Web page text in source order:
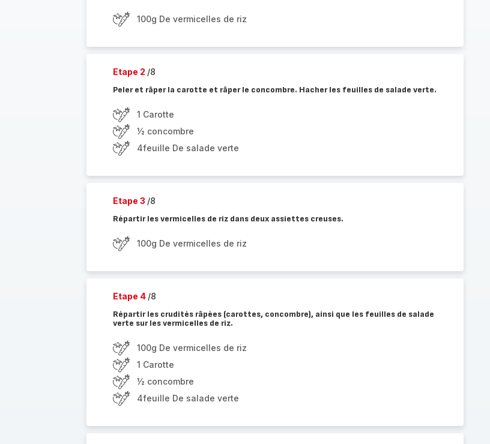
100g De vermicelles de riz
Etape 2 /8
Peler et râper la carotte et râper le concombre. Hacher les feuilles de salade verte.
1 Carotte
½ concombre
4feuille De salade verte
Etape 3 /8
Répartir les vermicelles de riz dans deux assiettes creuses.
100g De vermicelles de riz
Etape 4 /8
Répartir les crudités râpées (carottes, concombre), ainsi que les feuilles de salade
verte sur les vermicelles de riz.
100g De vermicelles de riz
1 Carotte
½ concombre
4feuille De salade verte